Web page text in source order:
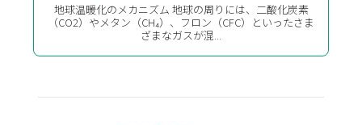
地球温暖化のメカニズム 地球の周りには、二酸化炭素
（CO2）やメタン（CH₄）、フロン（CFC）といったさま
ざまなガスが混...